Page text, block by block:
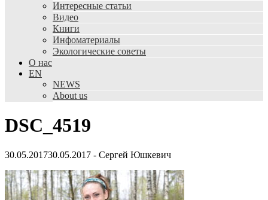
Интересные статьи
Видео
Книги
Инфоматериалы
Экологические советы
О нас
EN
NEWS
About us
DSC_4519
30.05.201730.05.2017 - Сергей Юшкевич